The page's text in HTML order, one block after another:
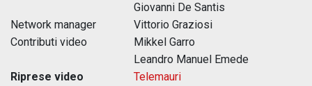
Giovanni De Santis
Network manager
Vittorio Graziosi
Contributi video
Mikkel Garro
Leandro Manuel Emede
Riprese video
Telemauri